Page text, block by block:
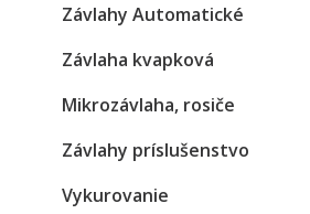
Závlahy Automatické
Závlaha kvapková
Mikrozávlaha, rosiče
Závlahy príslušenstvo
Vykurovanie